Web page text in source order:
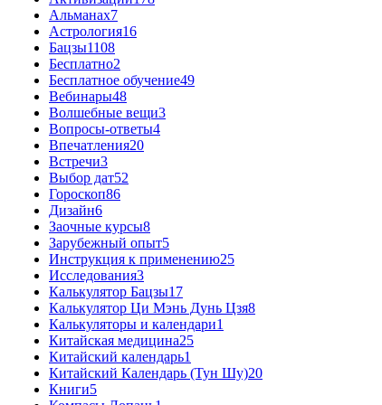
Альманах7
Астрология16
Бацзы1108
Бесплатно2
Бесплатное обучение49
Вебинары48
Волшебные вещи3
Вопросы-ответы4
Впечатления20
Встречи3
Выбор дат52
Гороскоп86
Дизайн6
Заочные курсы8
Зарубежный опыт5
Инструкция к применению25
Исследования3
Калькулятор Бацзы17
Калькулятор Ци Мэнь Дунь Цзя8
Калькуляторы и календари1
Китайская медицина25
Китайский календарь1
Китайский Календарь (Тун Шу)20
Книги5